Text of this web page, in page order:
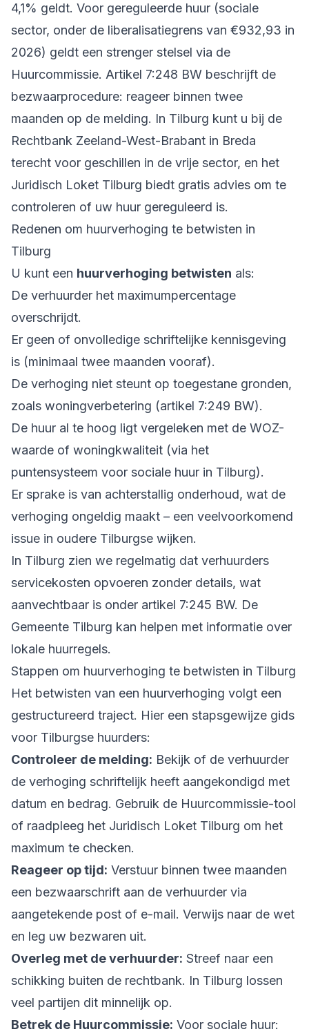
4,1% geldt. Voor gereguleerde huur (sociale
sector, onder de liberalisatiegrens van €932,93 in
2026) geldt een strenger stelsel via de
Huurcommissie. Artikel 7:248 BW beschrijft de
bezwaarprocedure: reageer binnen twee
maanden op de melding. In Tilburg kunt u bij de
Rechtbank Zeeland-West-Brabant in Breda
terecht voor geschillen in de vrije sector, en het
Juridisch Loket Tilburg biedt gratis advies om te
controleren of uw huur gereguleerd is.
Redenen om huurverhoging te betwisten in
Tilburg
U kunt een huurverhoging betwisten als:
De verhuurder het maximumpercentage
overschrijdt.
Er geen of onvolledige schriftelijke kennisgeving
is (minimaal twee maanden vooraf).
De verhoging niet steunt op toegestane gronden,
zoals woningverbetering (artikel 7:249 BW).
De huur al te hoog ligt vergeleken met de WOZ-
waarde of woningkwaliteit (via het
puntensysteem voor sociale huur in Tilburg).
Er sprake is van achterstallig onderhoud, wat de
verhoging ongeldig maakt – een veelvoorkomend
issue in oudere Tilburgse wijken.
In Tilburg zien we regelmatig dat verhuurders
servicekosten opvoeren zonder details, wat
aanvechtbaar is onder artikel 7:245 BW. De
Gemeente Tilburg kan helpen met informatie over
lokale huurregels.
Stappen om huurverhoging te betwisten in Tilburg
Het betwisten van een huurverhoging volgt een
gestructureerd traject. Hier een stapsgewijze gids
voor Tilburgse huurders:
Controleer de melding: Bekijk of de verhuurder
de verhoging schriftelijk heeft aangekondigd met
datum en bedrag. Gebruik de Huurcommissie-tool
of raadpleeg het Juridisch Loket Tilburg om het
maximum te checken.
Reageer op tijd: Verstuur binnen twee maanden
een bezwaarschrift aan de verhuurder via
aangetekende post of e-mail. Verwijs naar de wet
en leg uw bezwaren uit.
Overleg met de verhuurder: Streef naar een
schikking buiten de rechtbank. In Tilburg lossen
veel partijen dit minnelijk op.
Betrek de Huurcommissie: Voor sociale huur: